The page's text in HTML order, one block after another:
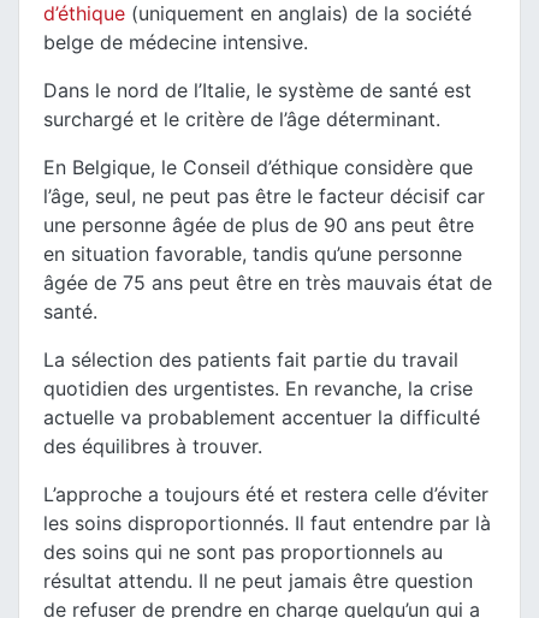
d’éthique (uniquement en anglais) de la société
belge de médecine intensive.
Dans le nord de l’Italie, le système de santé est
surchargé et le critère de l’âge déterminant.
En Belgique, le Conseil d’éthique considère que
l’âge, seul, ne peut pas être le facteur décisif car
une personne âgée de plus de 90 ans peut être
en situation favorable, tandis qu’une personne
âgée de 75 ans peut être en très mauvais état de
santé.
La sélection des patients fait partie du travail
quotidien des urgentistes. En revanche, la crise
actuelle va probablement accentuer la difficulté
des équilibres à trouver.
L’approche a toujours été et restera celle d’éviter
les soins disproportionnés. Il faut entendre par là
des soins qui ne sont pas proportionnels au
résultat attendu. Il ne peut jamais être question
de refuser de prendre en charge quelqu’un qui a